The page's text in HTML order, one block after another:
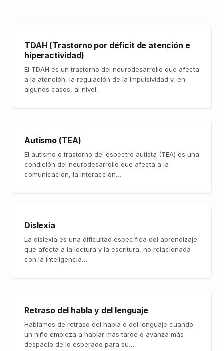
TDAH (Trastorno por déficit de atención e
hiperactividad)
El TDAH es un trastorno del neurodesarrollo que afecta
a la atención, la regulación de la impulsividad y, en
algunos casos, al nivel…
Autismo (TEA)
El autismo o trastorno del espectro autista (TEA) es una
condición del neurodesarrollo que afecta a la
comunicación, la interacción…
Dislexia
La dislexia es una dificultad específica del aprendizaje
que afecta a la lectura y la escritura, no relacionada
con la inteligencia…
Retraso del habla y del lenguaje
Hablamos de retraso del habla o del lenguaje cuando
un niño empieza a hablar más tarde o avanza más
despacio de lo esperado para su…